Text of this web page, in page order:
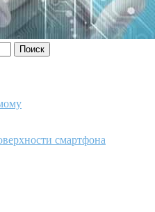
смартфона